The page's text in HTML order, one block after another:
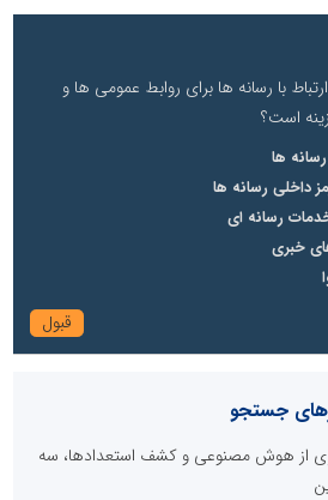
با رسانه ها برای روابط عمومی ها و
است؟
ها
داخلی رسانه ها
رسانه ای
خبری
جستجو
از هوش مصنوعی و کشف استعدادها، سه